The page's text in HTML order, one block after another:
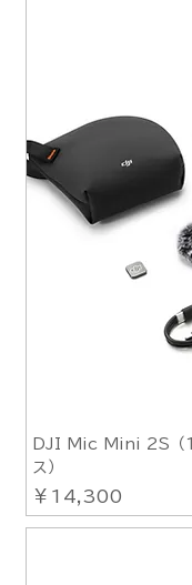
DJI Mic Mini 2S（
ス）
価格
￥14,300